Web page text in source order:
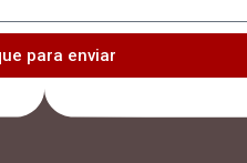
para enviar